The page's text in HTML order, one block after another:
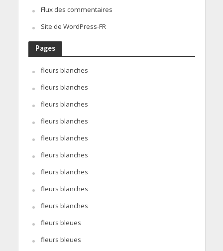
Flux des commentaires
Site de WordPress-FR
Pages
fleurs blanches
fleurs blanches
fleurs blanches
fleurs blanches
fleurs blanches
fleurs blanches
fleurs blanches
fleurs blanches
fleurs blanches
fleurs bleues
fleurs bleues